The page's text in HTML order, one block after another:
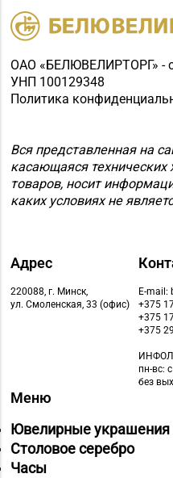
ОАО «БЕЛЮВЕЛИРТОРГ» -
УНП 100129348
Политика
Вся представленная на
касающаяся технических
товаров, носит
каких условиях не
Адрес
220088, г. Минск,
ул. Смоленская, 33 (офис)
E-mail:
+375
+375
+375
пн-вс:
без
Меню
Ювелирные украшения
Столовое серебро
Часы